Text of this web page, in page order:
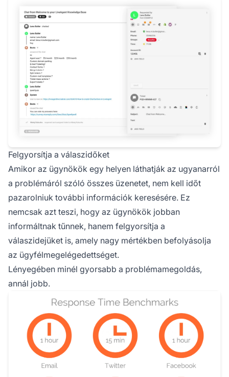
Felgyorsítja a válaszidőket
Amikor az ügynökök egy helyen láthatják az ugyanarról
a problémáról szóló összes üzenetet, nem kell időt
pazarolniuk további információk keresésére. Ez
nemcsak azt teszi, hogy az ügynökök jobban
informáltnak tűnnek, hanem felgyorsítja a
válaszidejüket is, amely nagy mértékben befolyásolja
az ügyfélmegelégedettséget.
Lényegében minél gyorsabb a problémamegoldás,
annál jobb.